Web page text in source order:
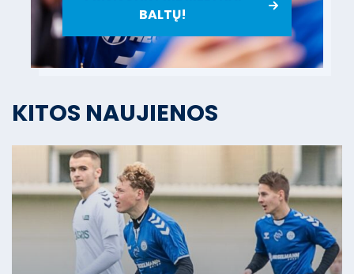
BALTŲ!
KITOS NAUJIENOS